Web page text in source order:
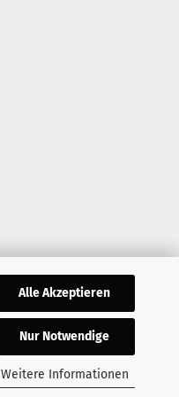
Alle Akzeptieren
Nur Notwendige
Weitere Informationen